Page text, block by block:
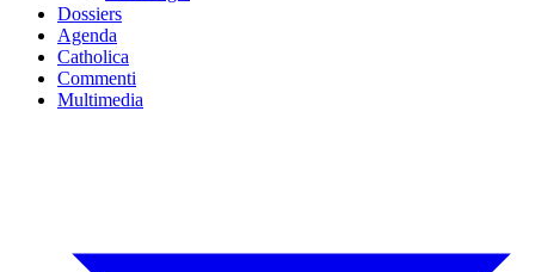
Dossiers
Agenda
Catholica
Commenti
Multimedia